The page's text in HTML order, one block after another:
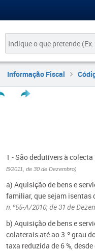
Informação Fiscal
1 - São dedutíveis à
B/2011, de 30 de Dezembro)
a) Aquisição de bens e
familiar, que sejam isentas
n.º55-A/2010, de 31 de
b) Aquisição de bens e
colaterais até ao 3.º grau
taxa reduzida de 6 %,